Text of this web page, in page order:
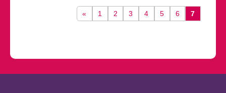
« 1 2 3 4 5 6 7